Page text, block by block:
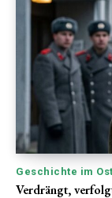
Geschichte im
Verdrängt,